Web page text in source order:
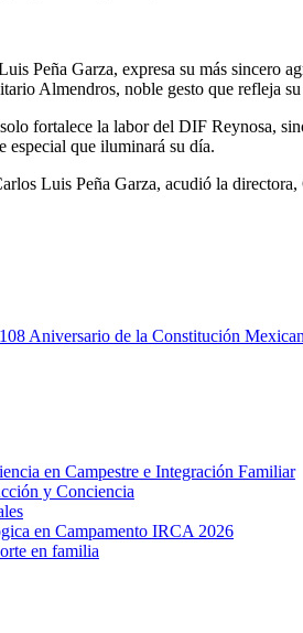
Peña Garza, expresa su más sincero
Almendros, noble gesto que refleja
fortalece la labor del DIF Reynosa,
especial que iluminará su día.
Luis Peña Garza, acudió la
Aniversario de la Constitución
en Campestre e Integración Familiar
y Conciencia
en Campamento IRCA 2026
en familia